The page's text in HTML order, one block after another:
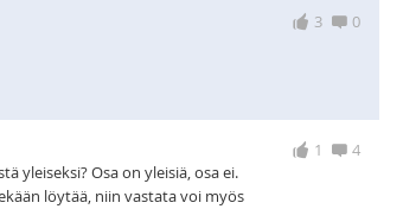
3 0
1 4
yleiseksi? Osa on yleisiä, osa ei.
löytää, niin vastata voi myös